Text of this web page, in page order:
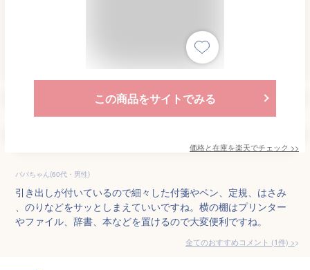
この商品をサイトでみる
価格と在庫を楽天でチェック >>
パパちゃん(60代・男性)
引き出しが付いているので細々した付箋やペン、定規、はさみ
、のりなどをサッとしまえていいですね。横の棚はプリンター
やファイル、辞書、本などを置けるので大変便利ですね。
全てのおすすめコメント (1件) >